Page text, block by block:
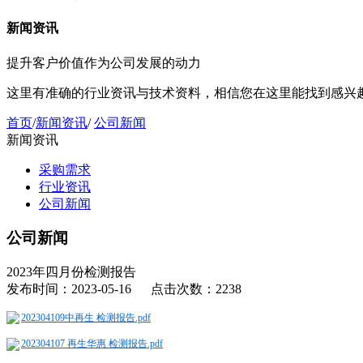
新闻资讯
提升客户价值作为公司发展的动力
这里有准确的行业资讯与技术资料，相信您在这里能找到感兴
首页/新闻资讯/公司新闻
新闻资讯
采购需求
行业资讯
公司新闻
公司新闻
2023年四月份检测报告
发布时间：2023-05-16 点击次数：2238
202304109中再生 检测报告.pdf
202304107 再生华惠 检测报告.pdf